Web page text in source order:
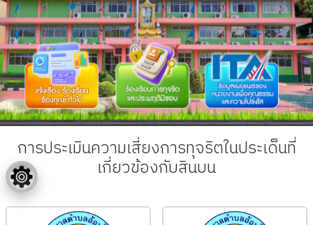
การประเมินความเสี่ยงการทุจริตในประเด็นที่
เกี่ยวข้องกับสินบน